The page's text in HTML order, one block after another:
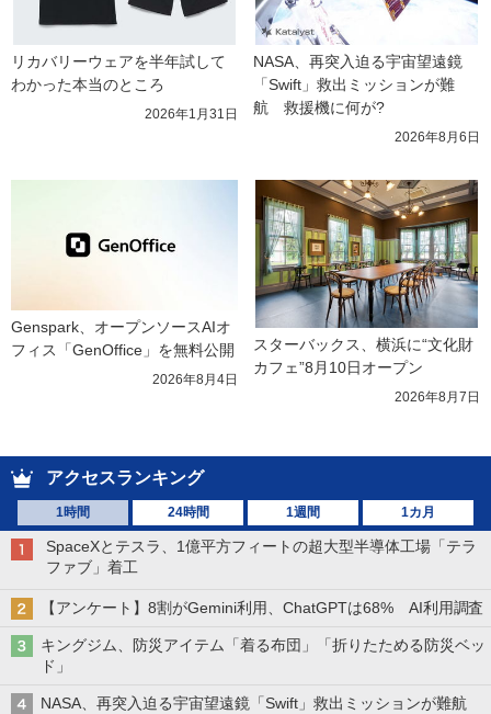
リカバリーウェアを半年試して
わかった本当のところ
2026年1月31日
NASA、再突入迫る宇宙望遠鏡
「Swift」救出ミッションが難
航　救援機に何が?
2026年8月6日
Genspark、オープンソースAIオ
フィス「GenOffice」を無料公開
2026年8月4日
スターバックス、横浜に“文化財
カフェ”8月10日オープン
2026年8月7日
アクセスランキング
1時間 24時間 1週間 1カ月
SpaceXとテスラ、1億平方フィートの超大型半導体工場「テラ
ファブ」着工
【アンケート】8割がGemini利用、ChatGPTは68% AI利用調査
キングジム、防災アイテム「着る布団」「折りたためる防災ベッ
ド」
NASA、再突入迫る宇宙望遠鏡「Swift」救出ミッションが難航